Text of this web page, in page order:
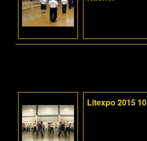
Litexpo 2015 10